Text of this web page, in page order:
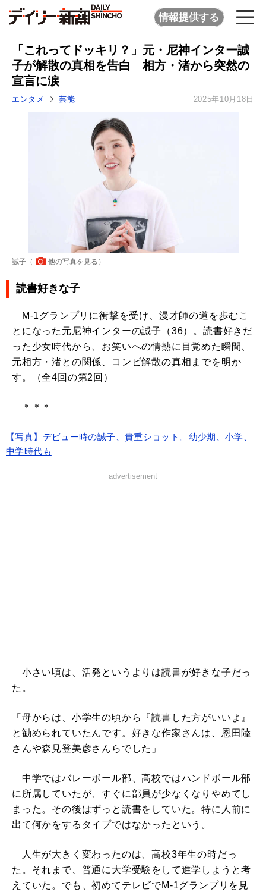
情報提供する
「これってドッキリ？」元・尼神インター誠
子が解散の真相を告白 相方・渚から突然の
宣言に涙
エンタメ 芸能 2025年10月18日
誠子（ 他の写真を見る ）
読書好きな子
M-1グランプリに衝撃を受け、漫才師の道を歩むこ
とになった元尼神インターの誠子（36）。読書好きだ
った少女時代から、お笑いへの情熱に目覚めた瞬間、
元相方・渚との関係、コンビ解散の真相までを明か
す。（全4回の第2回）
＊＊＊
【写真】デビュー時の誠子、貴重ショット。幼少期、小学、
中学時代も
advertisement
小さい頃は、活発というよりは読書が好きな子だっ
た。
「母からは、小学生の頃から『読書した方がいいよ』
と勧められていたんです。好きな作家さんは、恩田陸
さんや森見登美彦さんらでした」
中学ではバレーボール部、高校ではハンドボール部
に所属していたが、すぐに部員が少なくなりやめてし
まった。その後はずっと読書をしていた。特に人前に
出て何かをするタイプではなかったという。
人生が大きく変わったのは、高校3年生の時だっ
た。それまで、普通に大学受験をして進学しようと考
えていた。でも、初めてテレビでM-1グランプリを見